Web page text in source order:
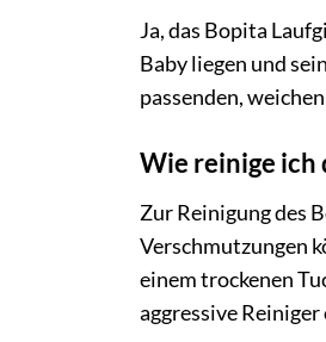
Ja, das Bopita
Baby liegen und
passenden,
Wie reinige ich
Zur Reinigung des
Verschmutzungen
einem trockenen
aggressive